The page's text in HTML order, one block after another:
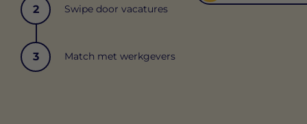
2 Swipe door vacatures
3 Match met werkgevers